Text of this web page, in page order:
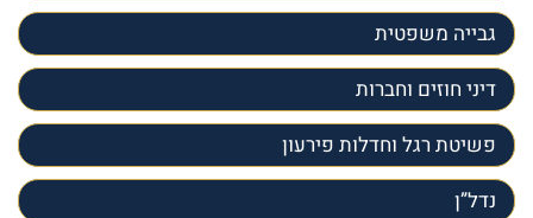
גבייה משפטית
דיני חוזים וחברות
פשיטת רגל וחדלות פירעון
נדל”ן